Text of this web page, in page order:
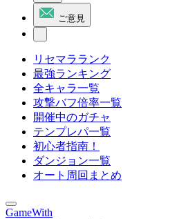
ご意見
リセマラランク
最強ランキング
全キャラ一覧
攻撃バフ倍率一覧
開催中のガチャ
テンプレパ一覧
初心者指南！
ダンジョン一覧
オート周回まとめ
GameWith